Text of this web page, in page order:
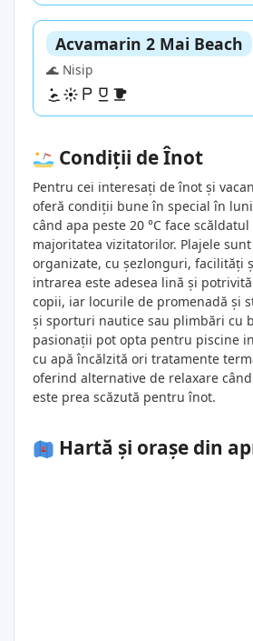
Acvamarin 2 Mai Beach
🌊 Nisip
Condiții de Înot
Pentru cei interesați de înot și
oferă condiții bune în special în
când apa peste 20 °C face
majoritatea vizitatorilor. Plajele
organizate, cu șezlonguri, facilități
intrarea este adesea lină și
copii, iar locurile de promenadă și
și sporturi nautice sau plimbări cu
pasionații pot opta pentru piscine
cu apă încălzită ori tratamente
oferind alternative de relaxare
este prea scăzută pentru înot.
Hartă și orașe din